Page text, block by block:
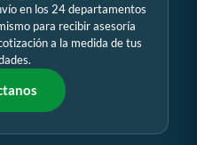
en los 24 departamentos
para recibir asesoría
a la medida de tus